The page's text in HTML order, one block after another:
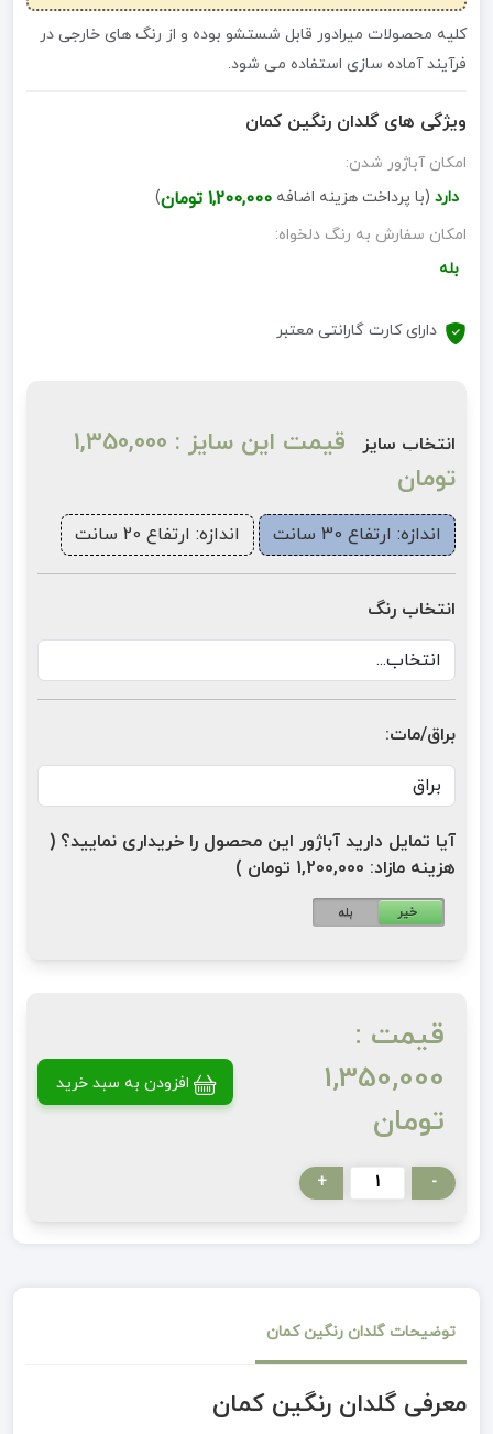
کلیه محصولات میرادور قابل شستشو بوده و از رنگ های خارجی در
فرآیند آماده سازی استفاده می شود.
ویژگی های گلدان رنگین کمان
امکان آباژور شدن:
دارد (با پرداخت هزینه اضافه 1,200,000 تومان
)
امکان سفارش به رنگ دلخواه:
بله
دارای کارت گارانتی معتبر
انتخاب سایز
قیمت این سایز : 1,350,000
تومان
اندازه: ارتفاع 30 سانت اندازه: ارتفاع 20 سانت
انتخاب رنگ
براق/مات:
آیا تمایل دارید آباژور این محصول را خریداری نمایید؟ (
هزینه مازاد: 1,200,000 تومان )
بله خیر
قیمت :
1,350,000
تومان
افزودن به سبد خرید
-
+
توضیحات گلدان رنگین کمان
معرفی گلدان رنگین کمان